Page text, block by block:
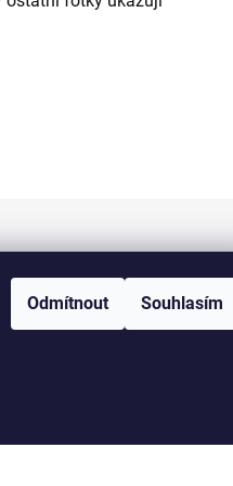
Odmítnout Souhlasím
Facebook